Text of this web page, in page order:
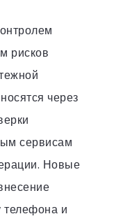
рисков
через
сервисам
Новые
телефона и